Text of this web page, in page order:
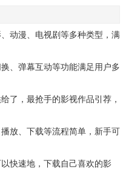
动漫、电视剧等多种类型，满
、弹幕互动等功能满足用户多
了，最抢手的影视作品引荐，
放、下载等流程简单，新手可
快速地，下载自己喜欢的影